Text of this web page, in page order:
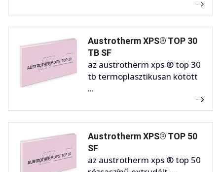
Austrotherm XPS® TOP 30
TB SF
az austrotherm xps ® top 30
tb termoplasztikusan kötött
...
Austrotherm XPS® TOP 50
SF
az austrotherm xps ® top 50